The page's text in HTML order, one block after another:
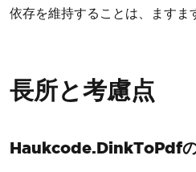
依存を維持することは、ますま
長所と考慮点
Haukcode.DinkToPdf